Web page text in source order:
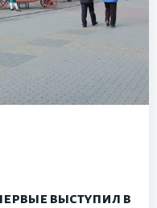
выступил в